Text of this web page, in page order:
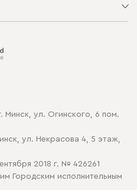
cookie
Минск, ул. Огинского, 6 пом.
ул. Некрасова 4, 5 этаж,
2018 г. № 426261
Городским исполнительным